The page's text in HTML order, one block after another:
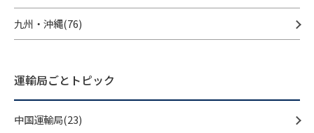
九州・沖縄(76)
運輸局ごとトピック
中国運輸局(23)